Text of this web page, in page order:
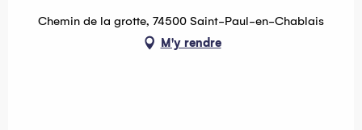
Chemin de la grotte, 74500 Saint-Paul-en-Chablais
M'y rendre